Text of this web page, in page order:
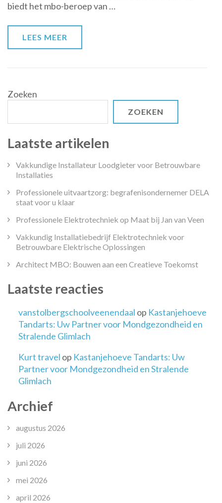
architect:
biedt het mbo-beroep van …
LEES MEER
Zoeken
ZOEKEN
Laatste artikelen
Vakkundige Installateur Loodgieter voor Betrouwbare
Installaties
Professionele uitvaartzorg: begrafenisondernemer DELA
staat voor u klaar
Professionele Elektrotechniek op Maat bij Jan van Veen
Vakkundig Installatiebedrijf Elektrotechniek voor
Betrouwbare Elektrische Oplossingen
Architect MBO: Bouwen aan een Creatieve Toekomst
Laatste reacties
vanstolbergschoolveenendaal op Kastanjehoeve
Tandarts: Uw Partner voor Mondgezondheid en
Stralende Glimlach
Kurt travel op Kastanjehoeve Tandarts: Uw
Partner voor Mondgezondheid en Stralende
Glimlach
Archief
augustus 2026
juli 2026
juni 2026
mei 2026
april 2026